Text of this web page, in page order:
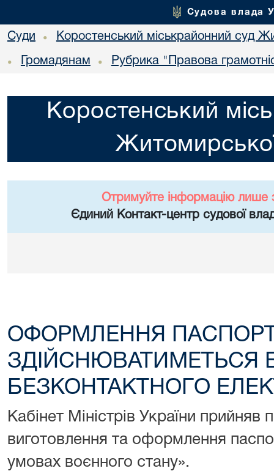
Судова влада
Суди • Коростенський міськрайонний суд
• Громадянам • Рубрика "Правова
Коростенський
Отримуйте інформацію лише
Єдиний Контакт-центр судової
ОФОРМЛЕННЯ
ЗДІЙСНЮВАТИМЕТЬСЯ
БЕЗКОНТАКТНОГО
Кабінет Міністрів України прийняв
виготовлення та оформлення
умовах воєнного стану».